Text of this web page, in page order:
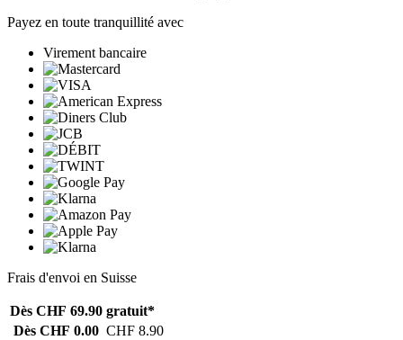
Payez en toute tranquillité avec
Virement bancaire
Frais d'envoi en Suisse
Dès CHF 69.90 gratuit*
Dès CHF 0.00 CHF 8.90